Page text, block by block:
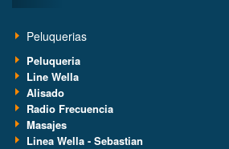
Peluquerias
Peluqueria
Line Wella
Alisado
Radio Frecuencia
Masajes
Linea Wella - Sebastian